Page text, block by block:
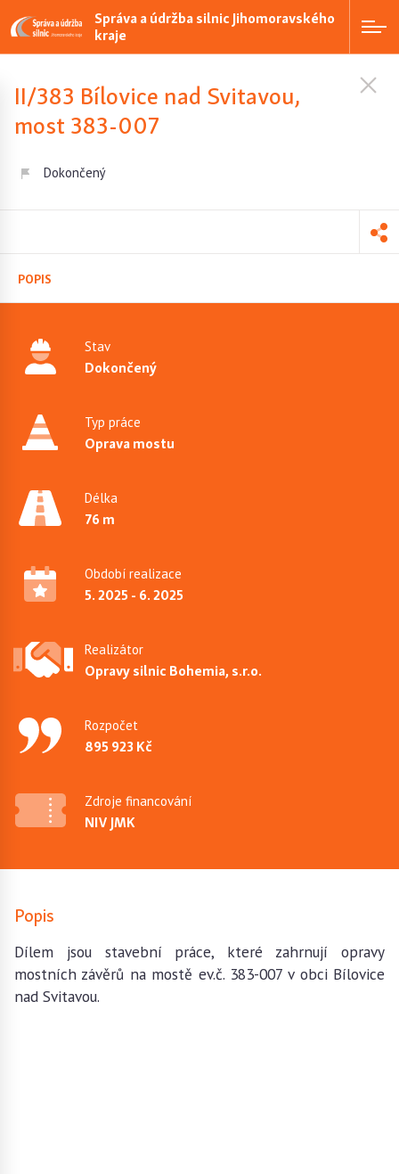
Správa a údržba silnic Jihomoravského
kraje
II/383 Bílovice nad Svitavou,
most 383-007
Dokončený
POPIS
Stav
Dokončený
Typ práce
Oprava mostu
Délka
76 m
Období realizace
5. 2025 - 6. 2025
Realizátor
Opravy silnic Bohemia, s.r.o.
Rozpočet
895 923 Kč
Zdroje financování
NIV JMK
Popis
Dílem jsou stavební práce, které zahrnují opravy
mostních závěrů na mostě ev.č. 383-007 v obci Bílovice
nad Svitavou.